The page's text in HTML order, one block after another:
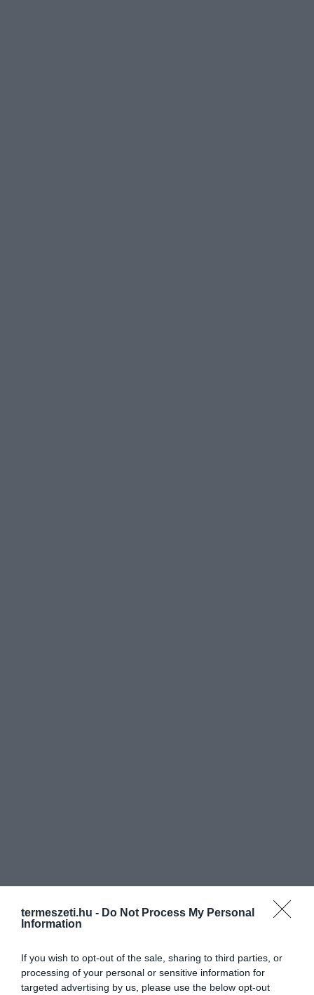
termeszeti.hu - Do Not Process My Personal
Information
If you wish to opt-out of the sale, sharing to third parties, or
processing of your personal or sensitive information for
targeted advertising by us, please use the below opt-out